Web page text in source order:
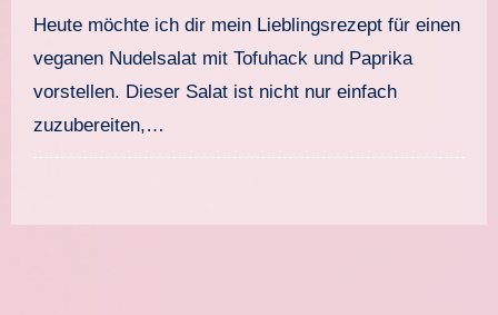
Heute möchte ich dir mein Lieblingsrezept für einen
veganen Nudelsalat mit Tofuhack und Paprika
vorstellen. Dieser Salat ist nicht nur einfach
zuzubereiten,…